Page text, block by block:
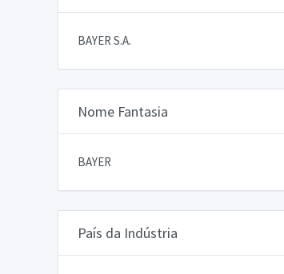
BAYER S.A.
Nome Fantasia
BAYER
País da Indústria